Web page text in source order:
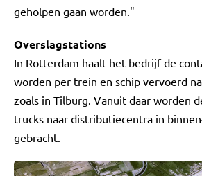
geholpen gaan worden."
Overslagstations
In Rotterdam haalt het bedrijf de
worden per trein en schip vervoerd
zoals in Tilburg. Vanuit daar worden
trucks naar distributiecentra in
gebracht.